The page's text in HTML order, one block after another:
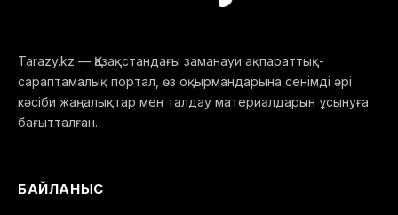
Tarazy.kz — Қазақстандағы заманауи ақпараттық-
сараптамалық портал, өз оқырмандарына сенімді әрі
кәсіби жаңалықтар мен талдау материалдарын ұсынуға
бағытталған.
БАЙЛАНЫС